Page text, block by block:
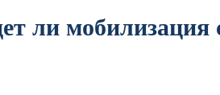
ли мобилизация